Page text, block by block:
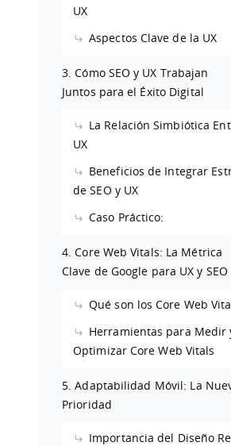
UX
Aspectos Clave de la UX
3. Cómo SEO y UX Trabajan
Juntos para el Éxito Digital
La Relación Simbiótica
UX
Beneficios de Integrar
de SEO y UX
Caso Práctico:
4. Core Web Vitals: La Métrica
Clave de Google para UX y SEO
Qué son los Core Web
Herramientas para Medir
Optimizar Core Web Vitals
5. Adaptabilidad Móvil: La
Prioridad
Importancia del Diseño